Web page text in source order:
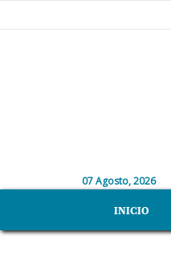
07 Agosto, 2026
INICIO